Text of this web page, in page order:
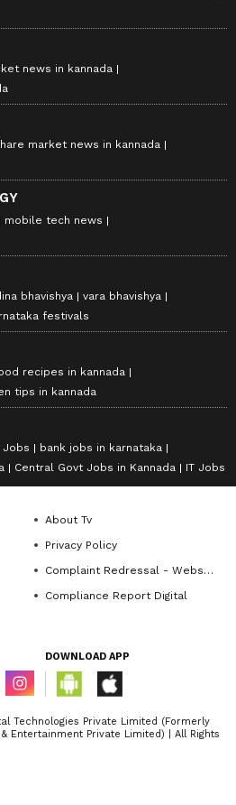
news in kannada
market news in kannada
mobile tech news
bhavishya
vara bhavishya
festivals
recipes in kannada
tips in kannada
Jobs
bank jobs in karnataka
Central Govt Jobs in Kannada IT Jobs
About Tv
Privacy Policy
Complaint Redressal - Website
Compliance Report Digital
DOWNLOAD APP
Technologies Private Limited (Formerly
Entertainment Private Limited) | All Rights